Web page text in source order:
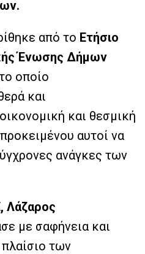
από το Ετήσιο
Ένωσης Δήμων
οποίο
και
και θεσμική
αυτοί να
ανάγκες των
Λάζαρος
με σαφήνεια και
των